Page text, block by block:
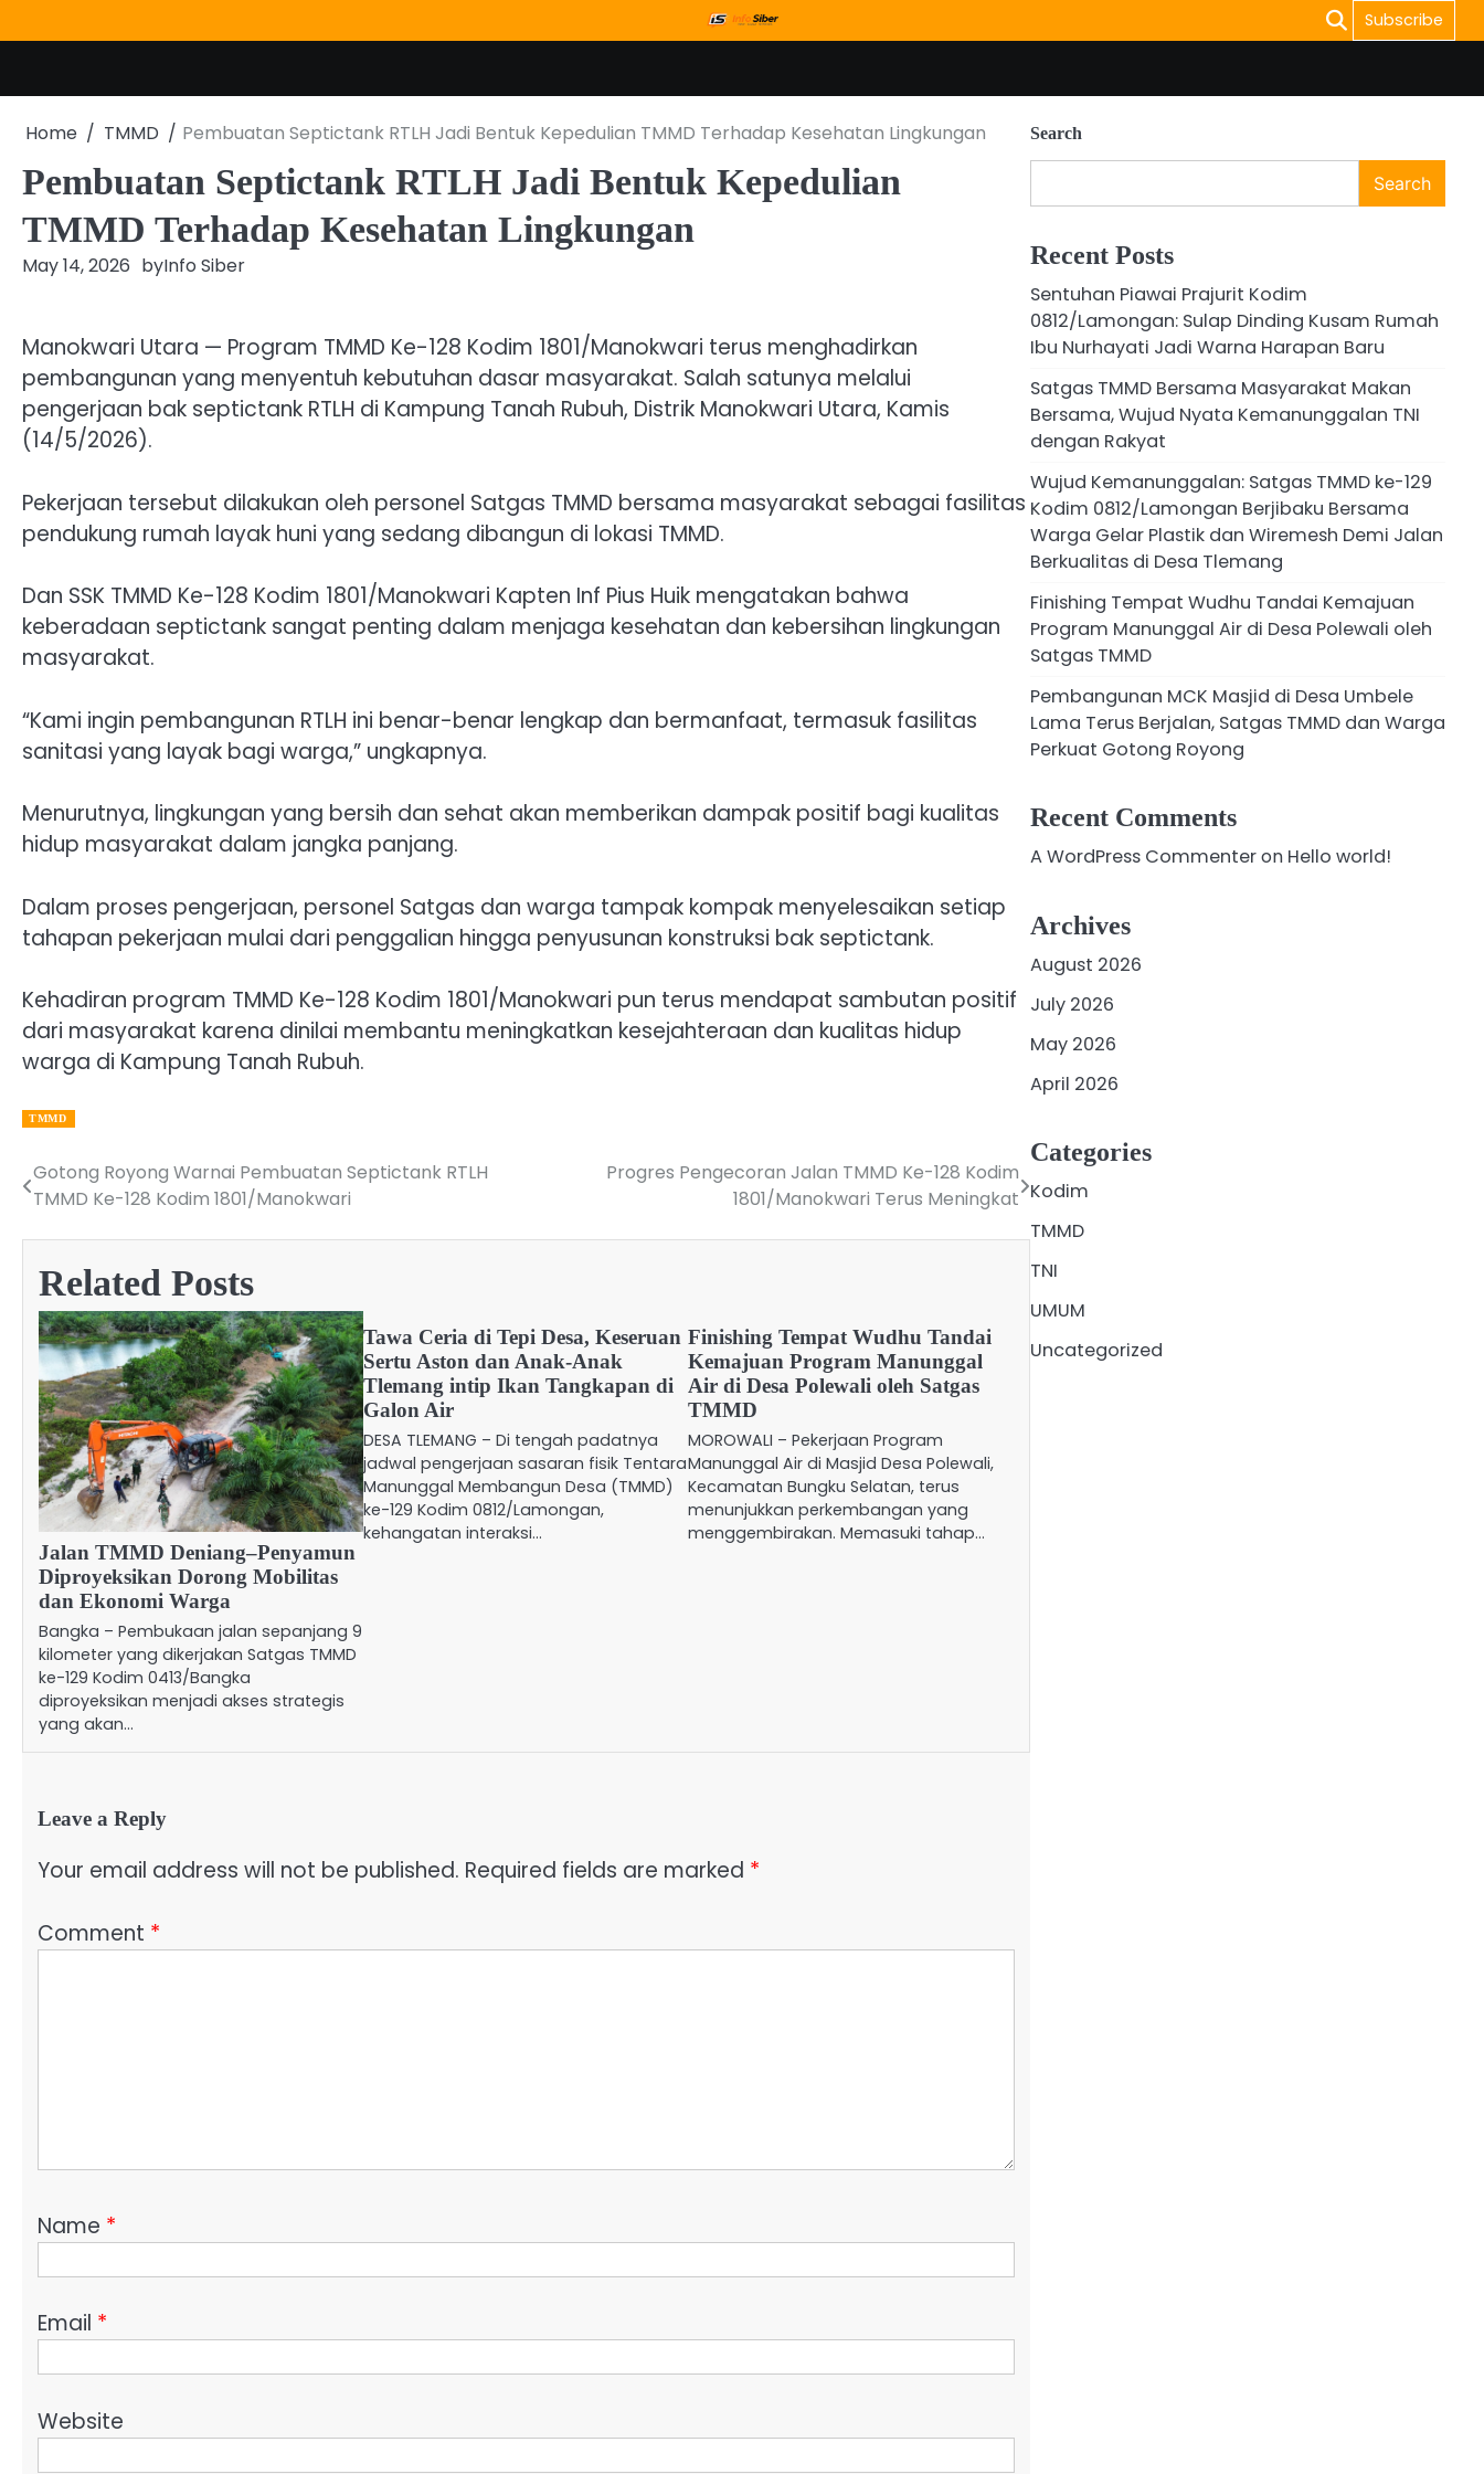
to
Subscribe
Home TMMD Pembuatan Septictank RTLH Jadi Bentuk Kepedulian TMMD Terhadap Kesehatan Lingkungan
Pembuatan Septictank RTLH Jadi Bentuk Kepedulian
TMMD Terhadap Kesehatan Lingkungan
May 14, 2026 byInfo Siber
Manokwari Utara — Program TMMD Ke-128 Kodim 1801/Manokwari terus menghadirkan
pembangunan yang menyentuh kebutuhan dasar masyarakat. Salah satunya melalui
pengerjaan bak septictank RTLH di Kampung Tanah Rubuh, Distrik Manokwari Utara, Kamis
(14/5/2026).
Pekerjaan tersebut dilakukan oleh personel Satgas TMMD bersama masyarakat sebagai fasilitas
pendukung rumah layak huni yang sedang dibangun di lokasi TMMD.
Dan SSK TMMD Ke-128 Kodim 1801/Manokwari Kapten Inf Pius Huik mengatakan bahwa
keberadaan septictank sangat penting dalam menjaga kesehatan dan kebersihan lingkungan
masyarakat.
“Kami ingin pembangunan RTLH ini benar-benar lengkap dan bermanfaat, termasuk fasilitas
sanitasi yang layak bagi warga,” ungkapnya.
Menurutnya, lingkungan yang bersih dan sehat akan memberikan dampak positif bagi kualitas
hidup masyarakat dalam jangka panjang.
Dalam proses pengerjaan, personel Satgas dan warga tampak kompak menyelesaikan setiap
tahapan pekerjaan mulai dari penggalian hingga penyusunan konstruksi bak septictank.
Kehadiran program TMMD Ke-128 Kodim 1801/Manokwari pun terus mendapat sambutan positif
dari masyarakat karena dinilai membantu meningkatkan kesejahteraan dan kualitas hidup
warga di Kampung Tanah Rubuh.
TMMD
Post
Gotong Royong Warnai Pembuatan Septictank RTLH
TMMD Ke-128 Kodim 1801/Manokwari
Progres Pengecoran Jalan TMMD Ke-128 Kodim
1801/Manokwari Terus Meningkat
Related Posts
Jalan TMMD Deniang–Penyamun
Diproyeksikan Dorong Mobilitas
dan Ekonomi Warga
Bangka – Pembukaan jalan sepanjang 9
kilometer yang dikerjakan Satgas TMMD
ke-129 Kodim 0413/Bangka
diproyeksikan menjadi akses strategis
yang akan…
Tawa Ceria di Tepi Desa, Keseruan
Sertu Aston dan Anak-Anak
Tlemang intip Ikan Tangkapan di
Galon Air
​DESA TLEMANG – Di tengah padatnya
jadwal pengerjaan sasaran fisik Tentara
Manunggal Membangun Desa (TMMD)
ke-129 Kodim 0812/Lamongan,
kehangatan interaksi…
Finishing Tempat Wudhu Tandai
Kemajuan Program Manunggal
Air di Desa Polewali oleh Satgas
TMMD
MOROWALI – Pekerjaan Program
Manunggal Air di Masjid Desa Polewali,
Kecamatan Bungku Selatan, terus
menunjukkan perkembangan yang
menggembirakan. Memasuki tahap…
Leave a Reply
Your email address will not be published. Required fields are marked *
Comment *
Name *
Email *
Website
Search
Search
Recent Posts
Sentuhan Piawai Prajurit Kodim
0812/Lamongan: Sulap Dinding Kusam Rumah
Ibu Nurhayati Jadi Warna Harapan Baru
Satgas TMMD Bersama Masyarakat Makan
Bersama, Wujud Nyata Kemanunggalan TNI
dengan Rakyat
Wujud Kemanunggalan: Satgas TMMD ke-129
Kodim 0812/Lamongan Berjibaku Bersama
Warga Gelar Plastik dan Wiremesh Demi Jalan
Berkualitas di Desa Tlemang
Finishing Tempat Wudhu Tandai Kemajuan
Program Manunggal Air di Desa Polewali oleh
Satgas TMMD
Pembangunan MCK Masjid di Desa Umbele
Lama Terus Berjalan, Satgas TMMD dan Warga
Perkuat Gotong Royong
Recent Comments
A WordPress Commenteron Hello world!
Archives
August 2026
July 2026
May 2026
April 2026
Categories
Kodim
TMMD
TNI
UMUM
Uncategorized